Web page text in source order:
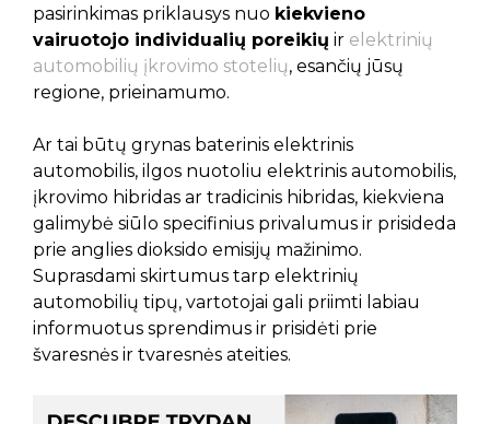
pasirinkimas priklausys nuo kiekvieno
vairuotojo individualių poreikių ir elektrinių
automobilių įkrovimo stotelių, esančių jūsų
regione, prieinamumo.
Ar tai būtų grynas baterinis elektrinis
automobilis, ilgos nuotoliu elektrinis automobilis,
įkrovimo hibridas ar tradicinis hibridas, kiekviena
galimybė siūlo specifinius privalumus ir prisideda
prie anglies dioksido emisijų mažinimo.
Suprasdami skirtumus tarp elektrinių
automobilių tipų, vartotojai gali priimti labiau
informuotus sprendimus ir prisidėti prie
švaresnės ir tvaresnės ateities.